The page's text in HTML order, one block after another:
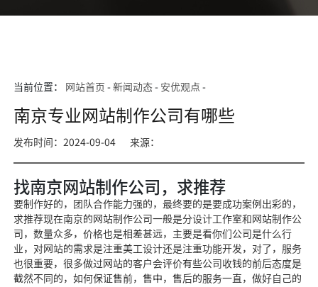
当前位置： 网站首页 -新闻动态- 安优观点 -
南京专业网站制作公司有哪些
发布时间：2024-09-04 来源：
找南京网站制作公司，求推荐
要制作好的，团队合作能力强的，最终要的是要成功案例出彩的，
求推荐现在南京的网站制作公司一般是分设计工作室和网站制作公
司，数量众多，价格也是相差甚远，主要是看你们公司是什么行
业，对网站的需求是注重美工设计还是注重功能开发，对了，服务
也很重要，很多做过网站的客户会评价有些公司收钱的前后态度是
截然不同的，如何保证售前，售中，售后的服务一直，做好自己的